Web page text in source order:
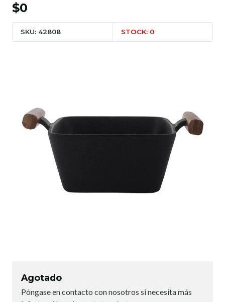
$0
SKU: 42808 STOCK: 0
Agotado
Póngase en contacto con nosotros si necesita más